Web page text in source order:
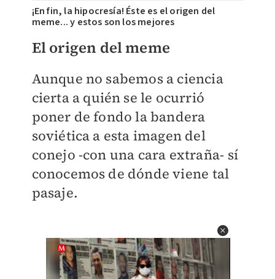
¡En fin, la hipocresía! Éste es el origen del
meme... y estos son los mejores
El origen del meme
Aunque no sabemos a ciencia
cierta a quién se le ocurrió
poner de fondo la bandera
soviética a esta imagen del
conejo -con una cara extraña- sí
conocemos de dónde viene tal
pasaje.